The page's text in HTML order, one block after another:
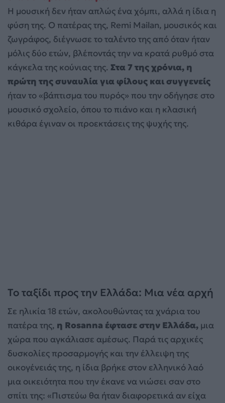
Η μουσική δεν ήταν απλώς ένα χόμπι, αλλά η ίδια η
φύση της. Ο πατέρας της, Remi Mailan, μουσικός και
ζωγράφος, διέγνωσε το ταλέντο της από όταν ήταν
μόλις δύο ετών, βλέποντάς την να κρατά ρυθμό στα
κάγκελα της κούνιας της. Στα 7 της χρόνια, η
πρώτη της συναυλία για φίλους και συγγενείς
ήταν το «βάπτισμα του πυρός» που την οδήγησε στο
μουσικό σχολείο, όπου το πιάνο και η κλασική
κιθάρα έγιναν οι προεκτάσεις της ψυχής της.
Το ταξίδι προς την Ελλάδα: Μια νέα αρχή
Σε ηλικία 18 ετών, ακολουθώντας τα χνάρια του
πατέρα της, η Rosanna έφτασε στην Ελλάδα, μια
χώρα που αγκάλιασε αμέσως. Παρά τις αρχικές
δυσκολίες προσαρμογής και την έλλειψη της
οικογένειάς της, η ίδια βρήκε στον ελληνικό λαό
μια οικειότητα που την έκανε να νιώσει σαν στο
σπίτι της: «Πιστεύω θα ήταν διαφορετικά αν είχα